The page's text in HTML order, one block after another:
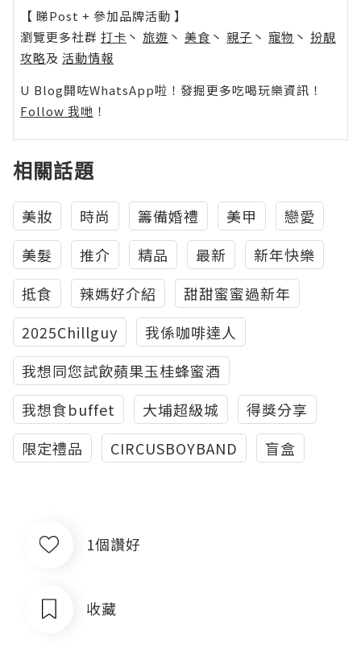
【 睇Post + 參加品牌活動 】
瀏覽更多社群 打卡 丶 旅遊 丶 美食 丶 親子 丶 寵物 丶 扮靚
攻略及 活動情報
U Blog開咗WhatsApp啦！發掘更多吃喝玩樂資訊！
Follow 我哋 ！
相關話題
美妝 時尚 籌備婚禮 美甲
戀愛
美髮
推介 精品 最新
新年快樂
抵食
辣媽好介紹
甜甜蜜蜜過新年
2025Chillguy
我係咖啡達人
我想同您試飲蘋果玉桂蜂蜜酒
我想食buffet
大埔超級城
得獎分享
限定禮品
CIRCUSBOYBAND 盲盒
1個讚好
收藏